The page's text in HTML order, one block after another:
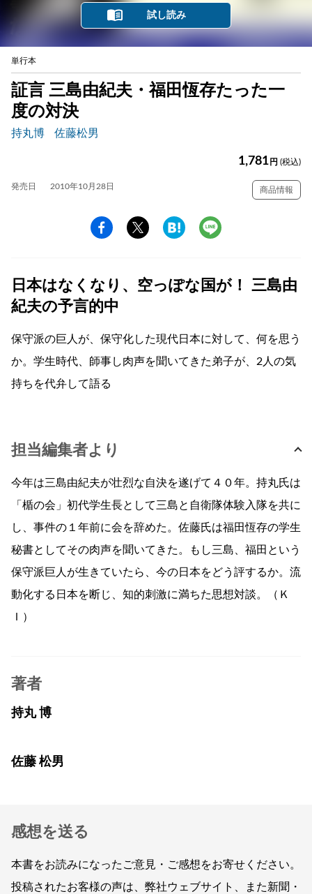
試し読み
単行本
証言 三島由紀夫・福田恆存たった一
度の対決
持丸博 佐藤松男
1,781 円 (税込)
発売日 2010年10月28日 商品情報
日本はなくなり、空っぽな国が！ 三島由
紀夫の予言的中
保守派の巨人が、保守化した現代日本に対して、何を思う
か。学生時代、師事し肉声を聞いてきた弟子が、2人の気
持ちを代弁して語る
担当編集者より
今年は三島由紀夫が壮烈な自決を遂げて４０年。持丸氏は
「楯の会」初代学生長として三島と自衛隊体験入隊を共に
し、事件の１年前に会を辞めた。佐藤氏は福田恆存の学生
秘書としてその肉声を聞いてきた。もし三島、福田という
保守派巨人が生きていたら、今の日本をどう評するか。流
動化する日本を断じ、知的刺激に満ちた思想対談。（Ｋ
Ｉ）
著者
持丸 博
佐藤 松男
感想を送る
本書をお読みになったご意見・ご感想をお寄せください。
投稿されたお客様の声は、弊社ウェブサイト、また新聞・